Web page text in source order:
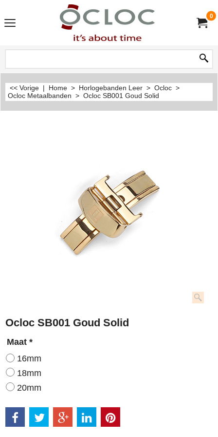
0
<< Vorige | Home > Horlogebanden Leer > Ocloc >
Ocloc Metaalbanden > Ocloc SB001 Goud Solid
Ocloc SB001 Goud Solid
Maat *
16mm
18mm
20mm